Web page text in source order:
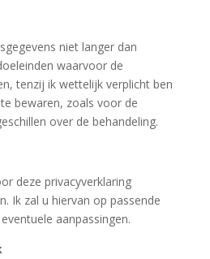
niet langer dan
waarvoor de
tenzij ik wettelijk verplicht ben
bewaren, zoals voor de
over de behandeling.
deze privacyverklaring
Ik zal u hiervan op passende
aanpassingen.